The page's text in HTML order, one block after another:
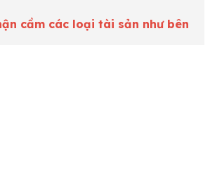
cầm các loại tài sản như bên